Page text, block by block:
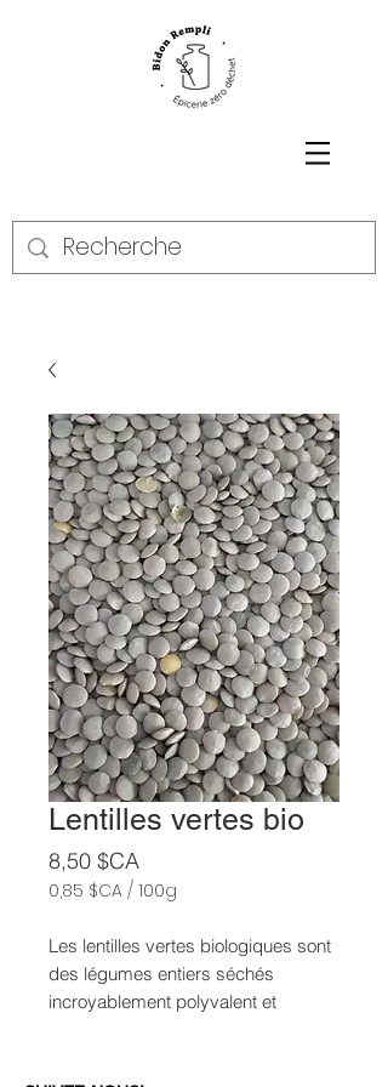
Lentilles vertes bio
8,50 $CAPrix
0,85 $CA / 100g
pour
100
Grammes
Les lentilles vertes biologiques sont
des légumes entiers séchés
incroyablement polyvalent et